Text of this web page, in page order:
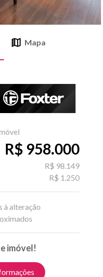
Mapa
R$ 958.000
R$ 98.149
R$ 1.250
à alteração
imóvel!